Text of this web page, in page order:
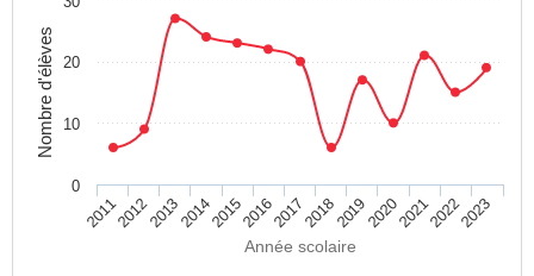
Année scolaire
Nombre d'élèves
2011201220132014201520162017201820192020202120222023
0
10
20